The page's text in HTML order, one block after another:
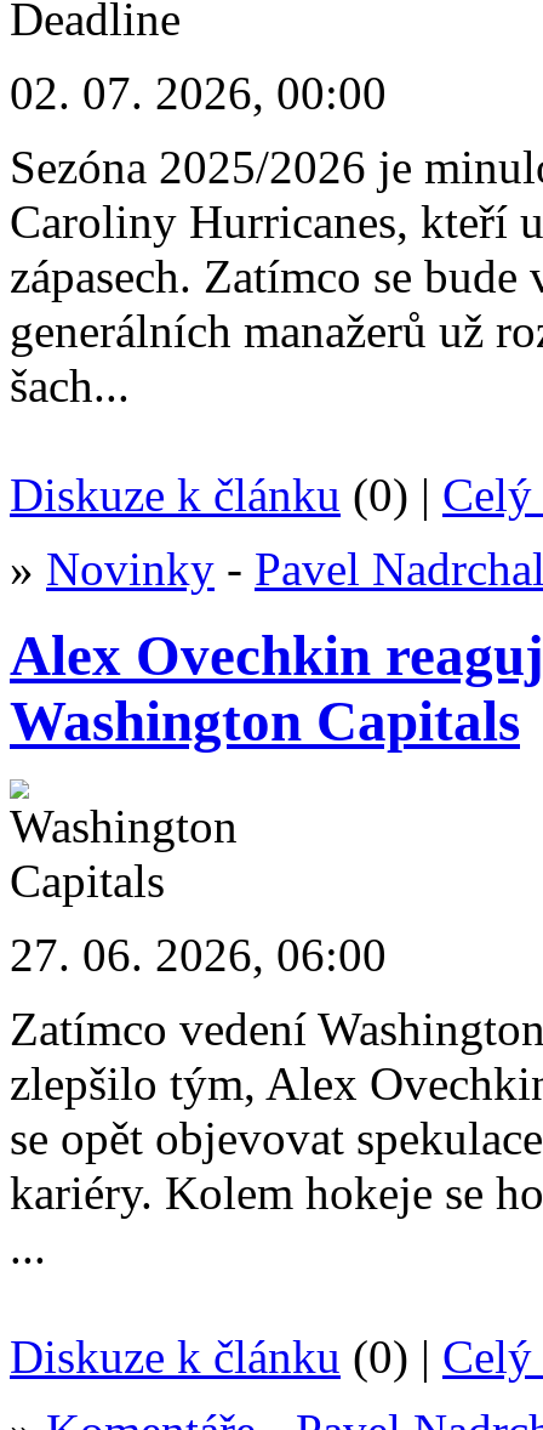
02. 07. 2026, 00:00
Sezóna 2025/2026 je
Caroliny Hurricanes, kteří
zápasech. Zatímco se
generálních manažerů už
šach...
Diskuze k článku (0) | Celý
» Novinky - Pavel
Alex Ovechkin
Washington Capitals
27. 06. 2026, 06:00
Zatímco vedení
zlepšilo tým, Alex
se opět objevovat
kariéry. Kolem hokeje se
...
Diskuze k článku (0) | Celý